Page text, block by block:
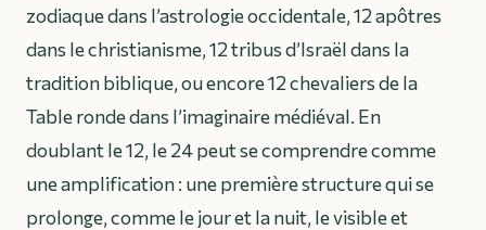
zodiaque dans l’astrologie occidentale, 12 apôtres
dans le christianisme, 12 tribus d’Israël dans la
tradition biblique, ou encore 12 chevaliers de la
Table ronde dans l’imaginaire médiéval. En
doublant le 12, le 24 peut se comprendre comme
une amplification : une première structure qui se
prolonge, comme le jour et la nuit, le visible et